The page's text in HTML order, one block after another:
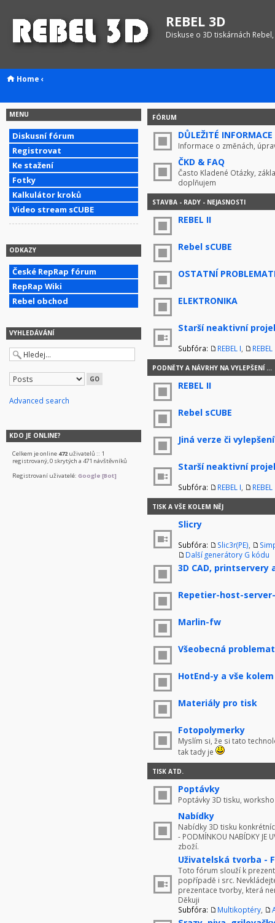
REBEL 3D
Diskuse o 3D tiskárnách
Home ‹
MENU
Diskusní fórum
Registrovat
Ke stažení
Fotky
Kalkulátor kroků
Video stream sCUBE
ODKAZY
České RepRap fórum
RepRap Wiki
Rebel obchod
VYHLEDÁVÁNÍ
Advanced search
KDO JE ONLINE?
Celkem je online 472 uživatelů :: 1
registrovaný, 0 skrytých a 471 návštěvníků
Registrovaní uživatelé: Google [Bot]
FÓRUM
DŮLEŽITÉ INFORMACE
Informace o změnách,
ČKD & FAQ
Často Kladené Otázky,
doplňujem
STAVBA - RADY - NEJASNOSTI
REBEL II
Rebel sCUBE
OSTATNÍ
ELEKTRONIKA
Starší neaktivní
Subfóra: REBEL I REBEL
PODNĚTY A NÁVRHY NA VYLEPŠENÍ ...
REBEL II
Rebel sCUBE
Jiná verze či
Starší neaktivní
Subfóra: REBEL I REBEL
TISK A VŠE KOLEM NĚJ
Slicry
Subfóra: Slic3r(PE)
Další generátory G kódu
3D CAD, printservery
Repetier-host-
Marlin-fw
Všeobecná
HotEnd-y a vše kolem
Materiály pro tisk
Fotopolymerky
Myslím si, že si tato
tak tady je
TISK ATD.
Poptávky
Poptávky 3D tisku,
Nabídky
Nabídky 3D tisku
- PODMÍNKOU NABÍDKY JE
zboží.
Uživatelská tvorba -
Toto fórum slouží k
popřípadě i src.
prezentace tvorby, která
Děkuji
Subfóra:
Multikoptéry